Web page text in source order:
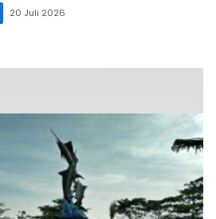
20 Juli 2026